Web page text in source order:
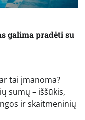
galima pradėti su
tai įmanoma?
sumų – iššūkis,
ir skaitmeninių